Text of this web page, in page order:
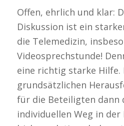
Offen, ehrlich und klar:
Diskussion ist ein
die Telemedizin,
Videosprechstunde!
eine richtig starke Hilfe.
grundsätzlichen
für die Beteiligten dann
individuellen Weg in